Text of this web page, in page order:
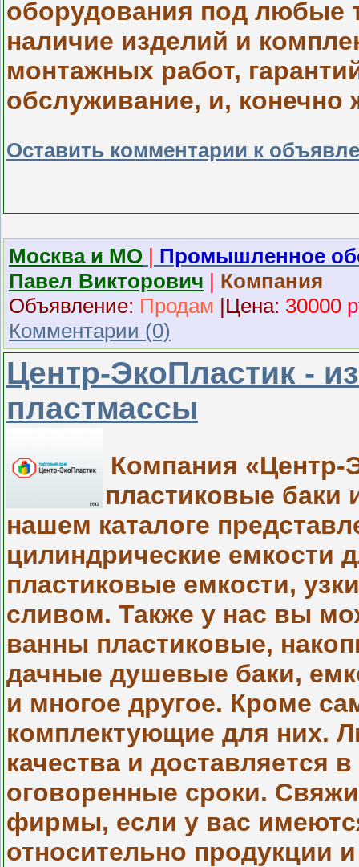
оборудования под любые
наличие изделий и
монтажных работ,
обслуживание, и,
Оставить комментарии к
Москва и МО | Промышленное
Павел Викторович | Компания
Объявление: Продам |Цена: 30000
Комментарии (0)
Центр-ЭкоПластик -
пластмассы
Компания «Центр-
пластиковые баки
нашем каталоге
цилиндрические емкости
пластиковые емкости,
сливом. Также у нас вы
ванны пластиковые,
дачные душевые баки,
и многое другое. Кроме
комплектующие для них.
качества и доставляется
оговоренные сроки.
фирмы, если у вас
относительно продукции